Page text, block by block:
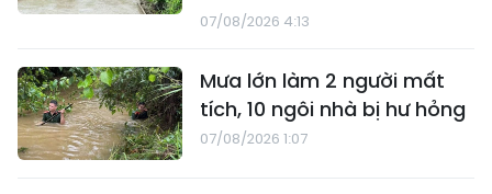
07/08/2026 4:13
Mưa lớn làm 2 người mất
tích, 10 ngôi nhà bị hư hỏng
07/08/2026 1:07